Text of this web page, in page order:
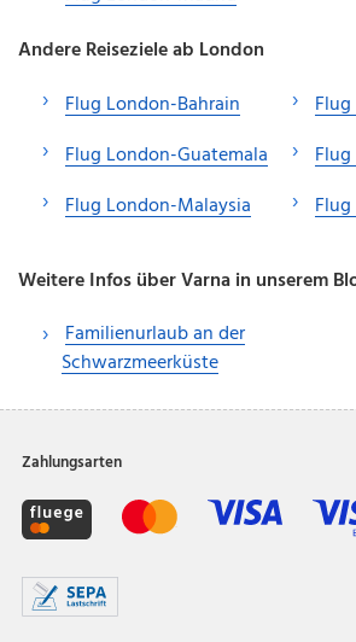
Andere Reiseziele ab London
Flug London-Bahrain
Flug London-Guatemala
Flug London-Malaysia
Weitere Infos über Varna in unserem
Familienurlaub an der
Schwarzmeerküste